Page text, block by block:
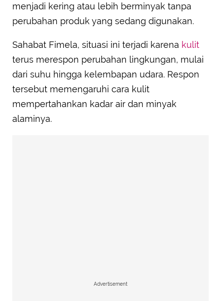
menjadi kering atau lebih berminyak tanpa
perubahan produk yang sedang digunakan.
Sahabat Fimela, situasi ini terjadi karena kulit
terus merespon perubahan lingkungan, mulai
dari suhu hingga kelembapan udara. Respon
tersebut memengaruhi cara kulit
mempertahankan kadar air dan minyak
alaminya.
Advertisement